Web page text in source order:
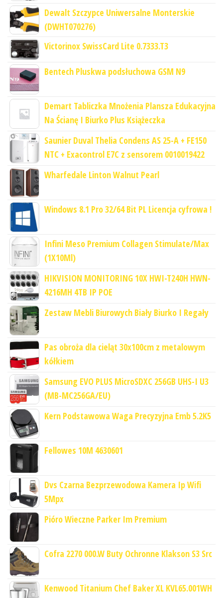
Dewalt Szczypce Uniwersalne Monterskie
(DWHT070276)
Victorinox SwissCard Lite 0.7333.T3
Bentech Pluskwa podsłuchowa GSM N9
Demart Tabliczka Mnożenia Plansza Edukacyjna
Na Ścianę I Biurko Plus Książeczka
Saunier Duval Thelia Condens AS 25-A + FE150
NTC + Exacontrol E7C z sensorem 0010019422
Wharfedale Linton Walnut Pearl
Windows 8.1 Pro 32/64 Bit PL Licencja cyfrowa !
Infini Meso Premium Collagen Stimulate/Max
(1X10Ml)
HIKVISION MONITORING 10X HWI-T240H HWN-
4216MH 4TB IP POE
Zestaw Mebli Biurowych Biały Biurko I Regały
Pas obroża dla cieląt 30x100cm z metalowym
kółkiem
Samsung EVO PLUS MicroSDXC 256GB UHS-I U3
(MB-MC256GA/EU)
Kern Podstawowa Waga Precyzyjna Emb 5.2K5
Fellowes 10M 4630601
Dvs Czarna Bezprzewodowa Kamera Ip Wifi
5Mpx
Pióro Wieczne Parker Im Premium
Cofra 2270 000.W Buty Ochronne Klakson S3 Src
Kenwood Titanium Chef Baker XL KVL65.001WH